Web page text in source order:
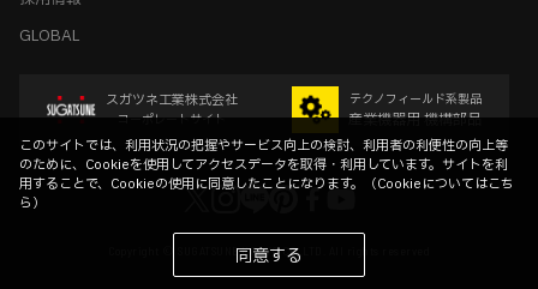
GLOBAL
スガツネ工業株式会社
コーポレートサイト
テクノフィールド系製品
産業機器用 機構部品
Copyright © SUGATSUNE KOGYO CO.,LTD. All rights reserved
このサイトでは、利用状況の把握やサービス向上の検討、利用者の利便性の向上等
のために、Cookieを使用してアクセスデータを取得・利用しています。サイトを利
用することで、Cookieの使用に同意したことになります。（Cookieについてはこち
ら）
同意する